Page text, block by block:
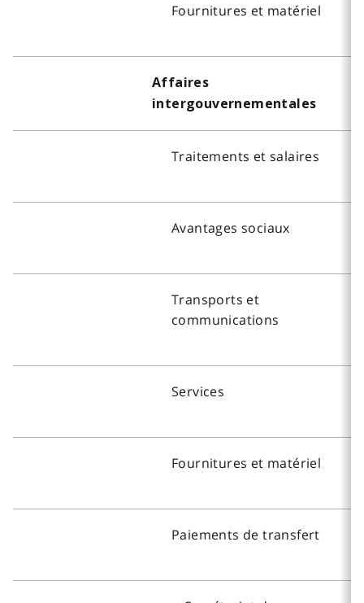
Fournitures et matériel
Affaires
intergouvernementales
Traitements et salaires
Avantages sociaux
Transports et
communications
Services
Fournitures et matériel
Paiements de transfert